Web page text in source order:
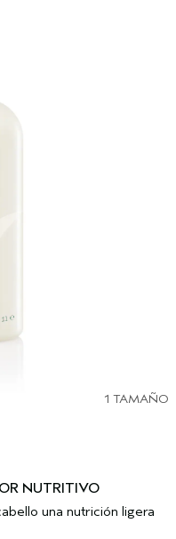
1 TAMAÑO
NUTRITIVO
una nutrición ligera